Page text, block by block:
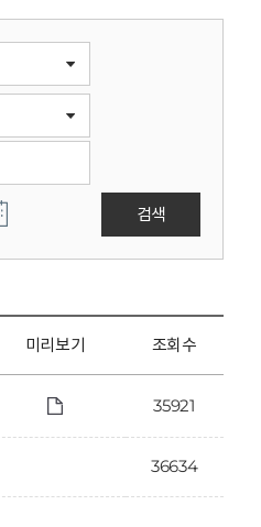
검색
미리보기 조회수
35921
36634